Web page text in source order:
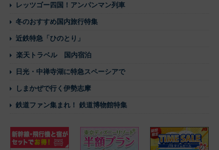
レッツゴー四国！アンパンマン列車
冬のおすすめ国内旅行特集
近鉄特急「ひのとり」
楽天トラベル 国内宿泊
日光・中禅寺湖に特急スペーシアで
しまかぜで行く伊勢志摩
鉄道ファン集まれ！ 鉄道博物館特集